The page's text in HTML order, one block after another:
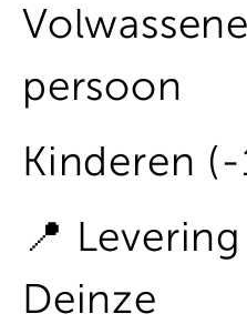
persoon
Kinderen
📍
Deinze